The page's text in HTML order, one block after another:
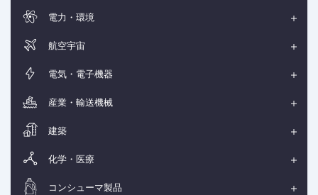
電力・環境
航空宇宙
電気・電子機器
産業・輸送機械
建築
化学・医療
コンシューマ製品